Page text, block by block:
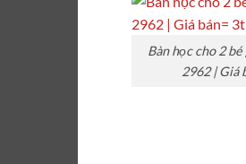
Bàn học cho 2
2962 | Giá